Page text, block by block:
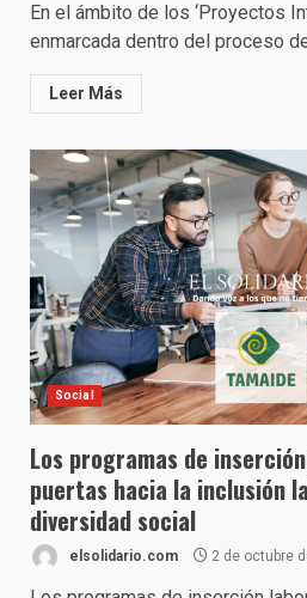
En el ámbito de los ‘Proyectos
enmarcada dentro del proceso
Leer Más
Social
Los programas de
puertas hacia la inclusión
diversidad social
elsolidario.com 2 de octubre